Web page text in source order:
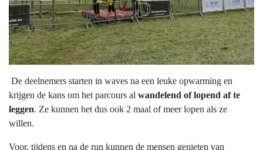
De deelnemers starten in waves na een leuke opwarming en
krijgen de kans om het parcours al wandelend of lopend af te
leggen. Ze kunnen het dus ook 2 maal of meer lopen als ze
willen.
Voor, tijdens en na de run kunnen de mensen genieten van